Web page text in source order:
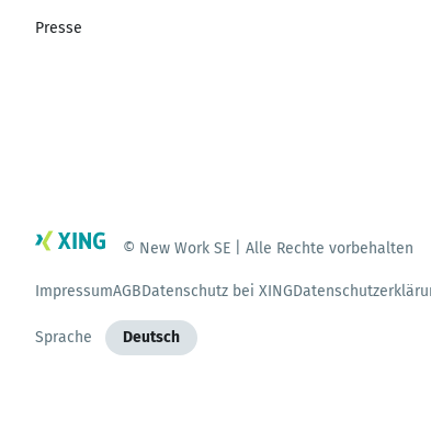
Presse
© New Work SE | Alle Rechte vorbehalten
ImpressumAGBDatenschutz bei XING
Sprache Deutsch